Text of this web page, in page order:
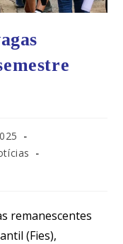
remanescentes
(Fies),